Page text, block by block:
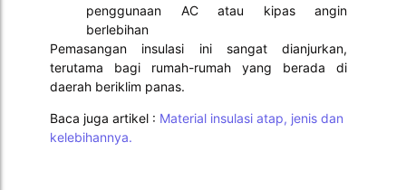
penggunaan AC atau kipas angin
berlebihan
Pemasangan insulasi ini sangat dianjurkan,
terutama bagi rumah-rumah yang berada di
daerah beriklim panas.
Baca juga artikel : Material insulasi atap, jenis dan
kelebihannya.